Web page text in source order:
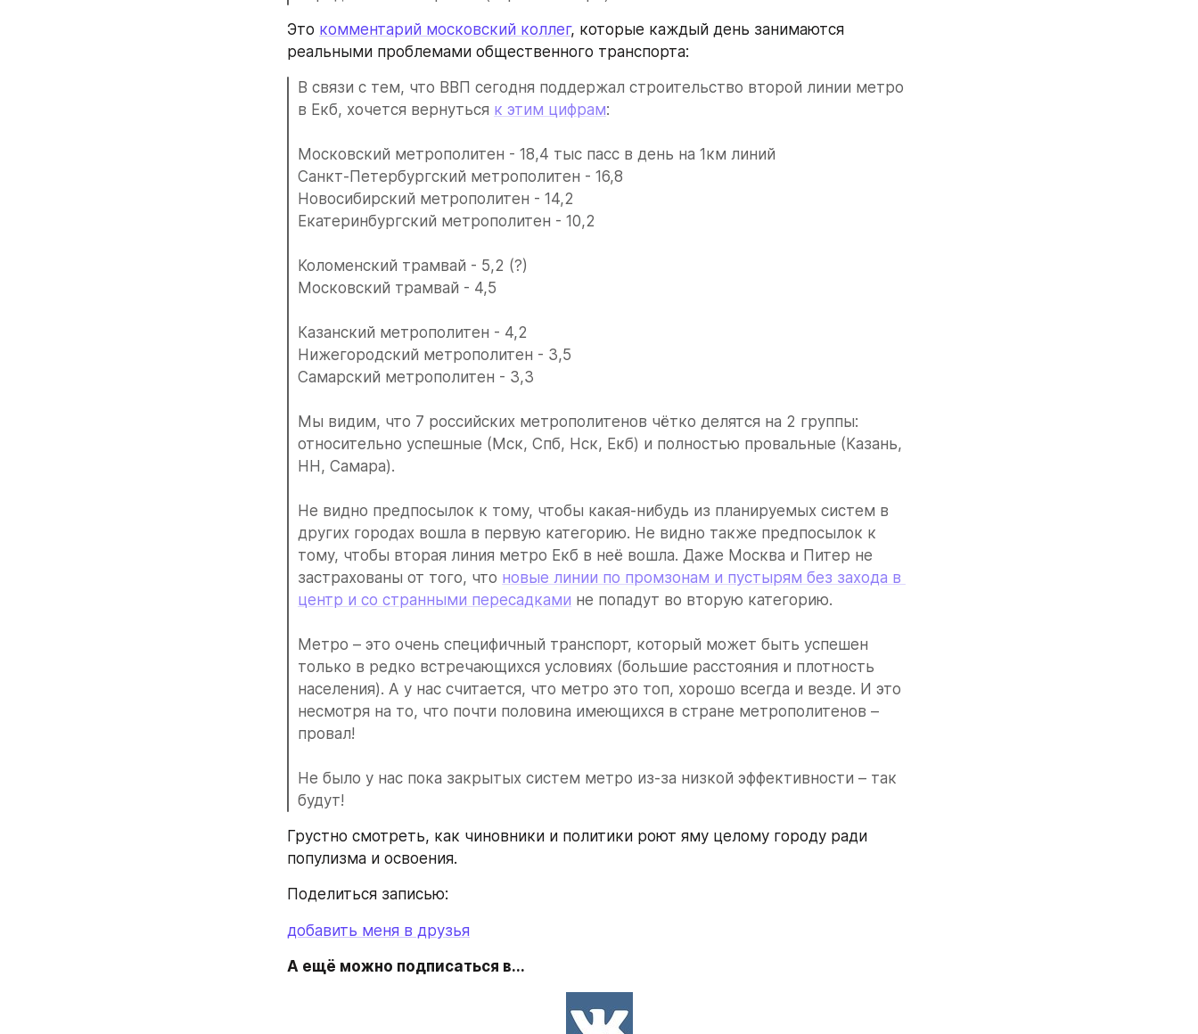
Это комментарий московский коллег, которые каждый день занимаются
реальными проблемами общественного транспорта:
В связи с тем, что ВВП сегодня поддержал строительство второй линии метро
в Екб, хочется вернуться к этим цифрам:
Московский метрополитен - 18,4 тыс пасс в день на 1км линий
Санкт-Петербургский метрополитен - 16,8
Новосибирский метрополитен - 14,2
Екатеринбургский метрополитен - 10,2
Коломенский трамвай - 5,2 (?)
Московский трамвай - 4,5
Казанский метрополитен - 4,2
Нижегородский метрополитен - 3,5
Самарский метрополитен - 3,3
Мы видим, что 7 российских метрополитенов чётко делятся на 2 группы:
относительно успешные (Мск, Спб, Нск, Екб) и полностью провальные (Казань,
НН, Самара).
Не видно предпосылок к тому, чтобы какая-нибудь из планируемых систем в
других городах вошла в первую категорию. Не видно также предпосылок к
тому, чтобы вторая линия метро Екб в неё вошла. Даже Москва и Питер не
застрахованы от того, что новые линии по промзонам и пустырям без захода в
центр и со странными пересадками не попадут во вторую категорию.
Метро – это очень специфичный транспорт, который может быть успешен
только в редко встречающихся условиях (большие расстояния и плотность
населения). А у нас считается, что метро это топ, хорошо всегда и везде. И это
несмотря на то, что почти половина имеющихся в стране метрополитенов –
провал!
Не было у нас пока закрытых систем метро из-за низкой эффективности – так
будут!
Грустно смотреть, как чиновники и политики роют яму целому городу ради
популизма и освоения.
Поделиться записью:
добавить меня в друзья
А ещё можно подписаться в...